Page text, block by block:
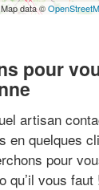
data ©
pour
artisan
en quelques
pour
qu’il vous faut !